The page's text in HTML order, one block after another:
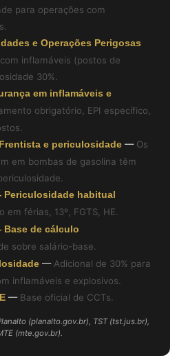
para operações com
e Operações Perigosas
inflamáveis (postos de
30%.
em inflamáveis e
obrigatório, EPI específico,
e periculosidade — Os
em bombas de gasolina têm
Periculosidade habitual
em férias, 13º, FGTS, HE.
Base de cálculo
sobre salário-base.
— Adicional de 30% para
inflamáveis e explosivos.
— Base oficial de CCTs.
(planalto.gov.br), TST (tst.jus.br),
(mte.gov.br).